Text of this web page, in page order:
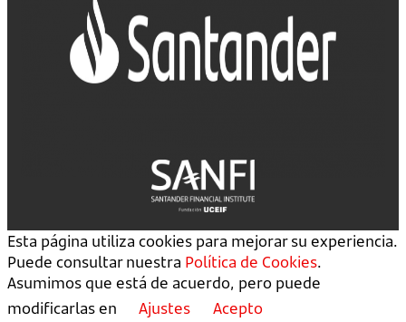
Esta página utiliza cookies para mejorar su experiencia.
Puede consultar nuestra Política de Cookies.
Asumimos que está de acuerdo, pero puede
modificarlas en
Ajustes Acepto